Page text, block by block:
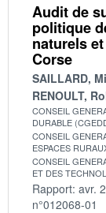
Audit de
politique
naturels
Corse
SAILLARD,
RENOULT,
CONSEIL
DURABLE
CONSEIL
ESPACES
CONSEIL
ET DES
Rapport: avr.
n°012068-01